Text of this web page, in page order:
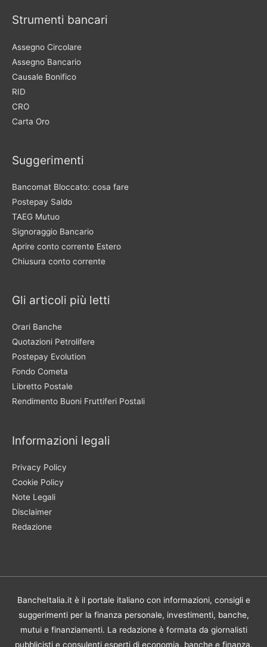
Strumenti bancari
Assegno Circolare
Assegno Bancario
Causale Bonifico
RID
CRO
Carta Oro
Suggerimenti
Bancomat Bloccato: cosa fare
Postepay Saldo
TAEG Mutuo
Signoraggio Bancario
Aprire conto corrente Estero
Chiusura conto corrente
Gli articoli più letti
Orari Banche
Quotazioni Petrolifere
Postepay Evolution
Fondo Cometa
Libretto Postale
Rendimento Buoni Fruttiferi Postali
Informazioni legali
Privacy Policy
Cookie Policy
Note Legali
Disclaimer
Redazione
BancheItalia.it è il portale italiano con informazioni, consigli e
suggerimenti per la finanza personale, investimenti, banche,
mutui e finanziamenti. La redazione è formata da giornalisti
pubblicisti e consulenti esperti di economia, banche e finanza.